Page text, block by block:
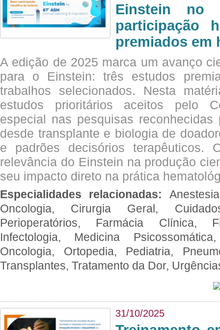
Einstein no
participação
premiados em
A edição de 2025 marca um avanço
para o Einstein: três estudos
trabalhos selecionados. Nesta
estudos prioritários aceitos pelo
especial nas pesquisas
desde transplante e biologia de
e padrões decisórios terapêuticos.
relevância do Einstein na produção
seu impacto direto na prática
Especialidades relacionadas:
Oncologia, Cirurgia Geral,
Perioperatórios, Farmácia Clínica,
Infectologia, Medicina
Oncologia, Ortopedia, Pediatria,
Transplantes, Tratamento da Dor,
31/10/2025